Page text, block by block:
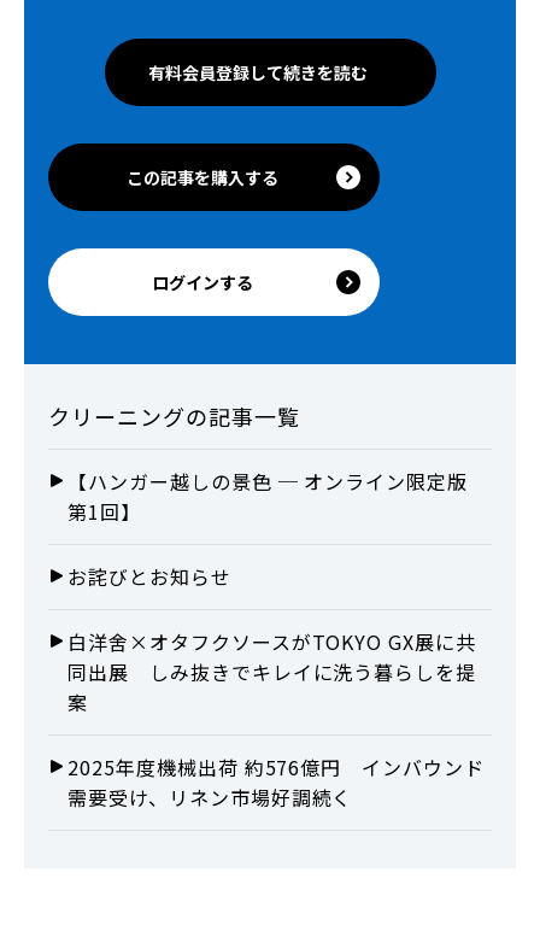
有料会員登録して続きを読む
この記事を購入する
ログインする
クリーニングの記事一覧
【ハンガー越しの景色 ─ オンライン限定版
第1回】
お詫びとお知らせ
白洋舍×オタフクソースがTOKYO GX展に共
同出展 しみ抜きでキレイに洗う暮らしを提
案
2025年度機械出荷 約576億円 インバウンド
需要受け、リネン市場好調続く